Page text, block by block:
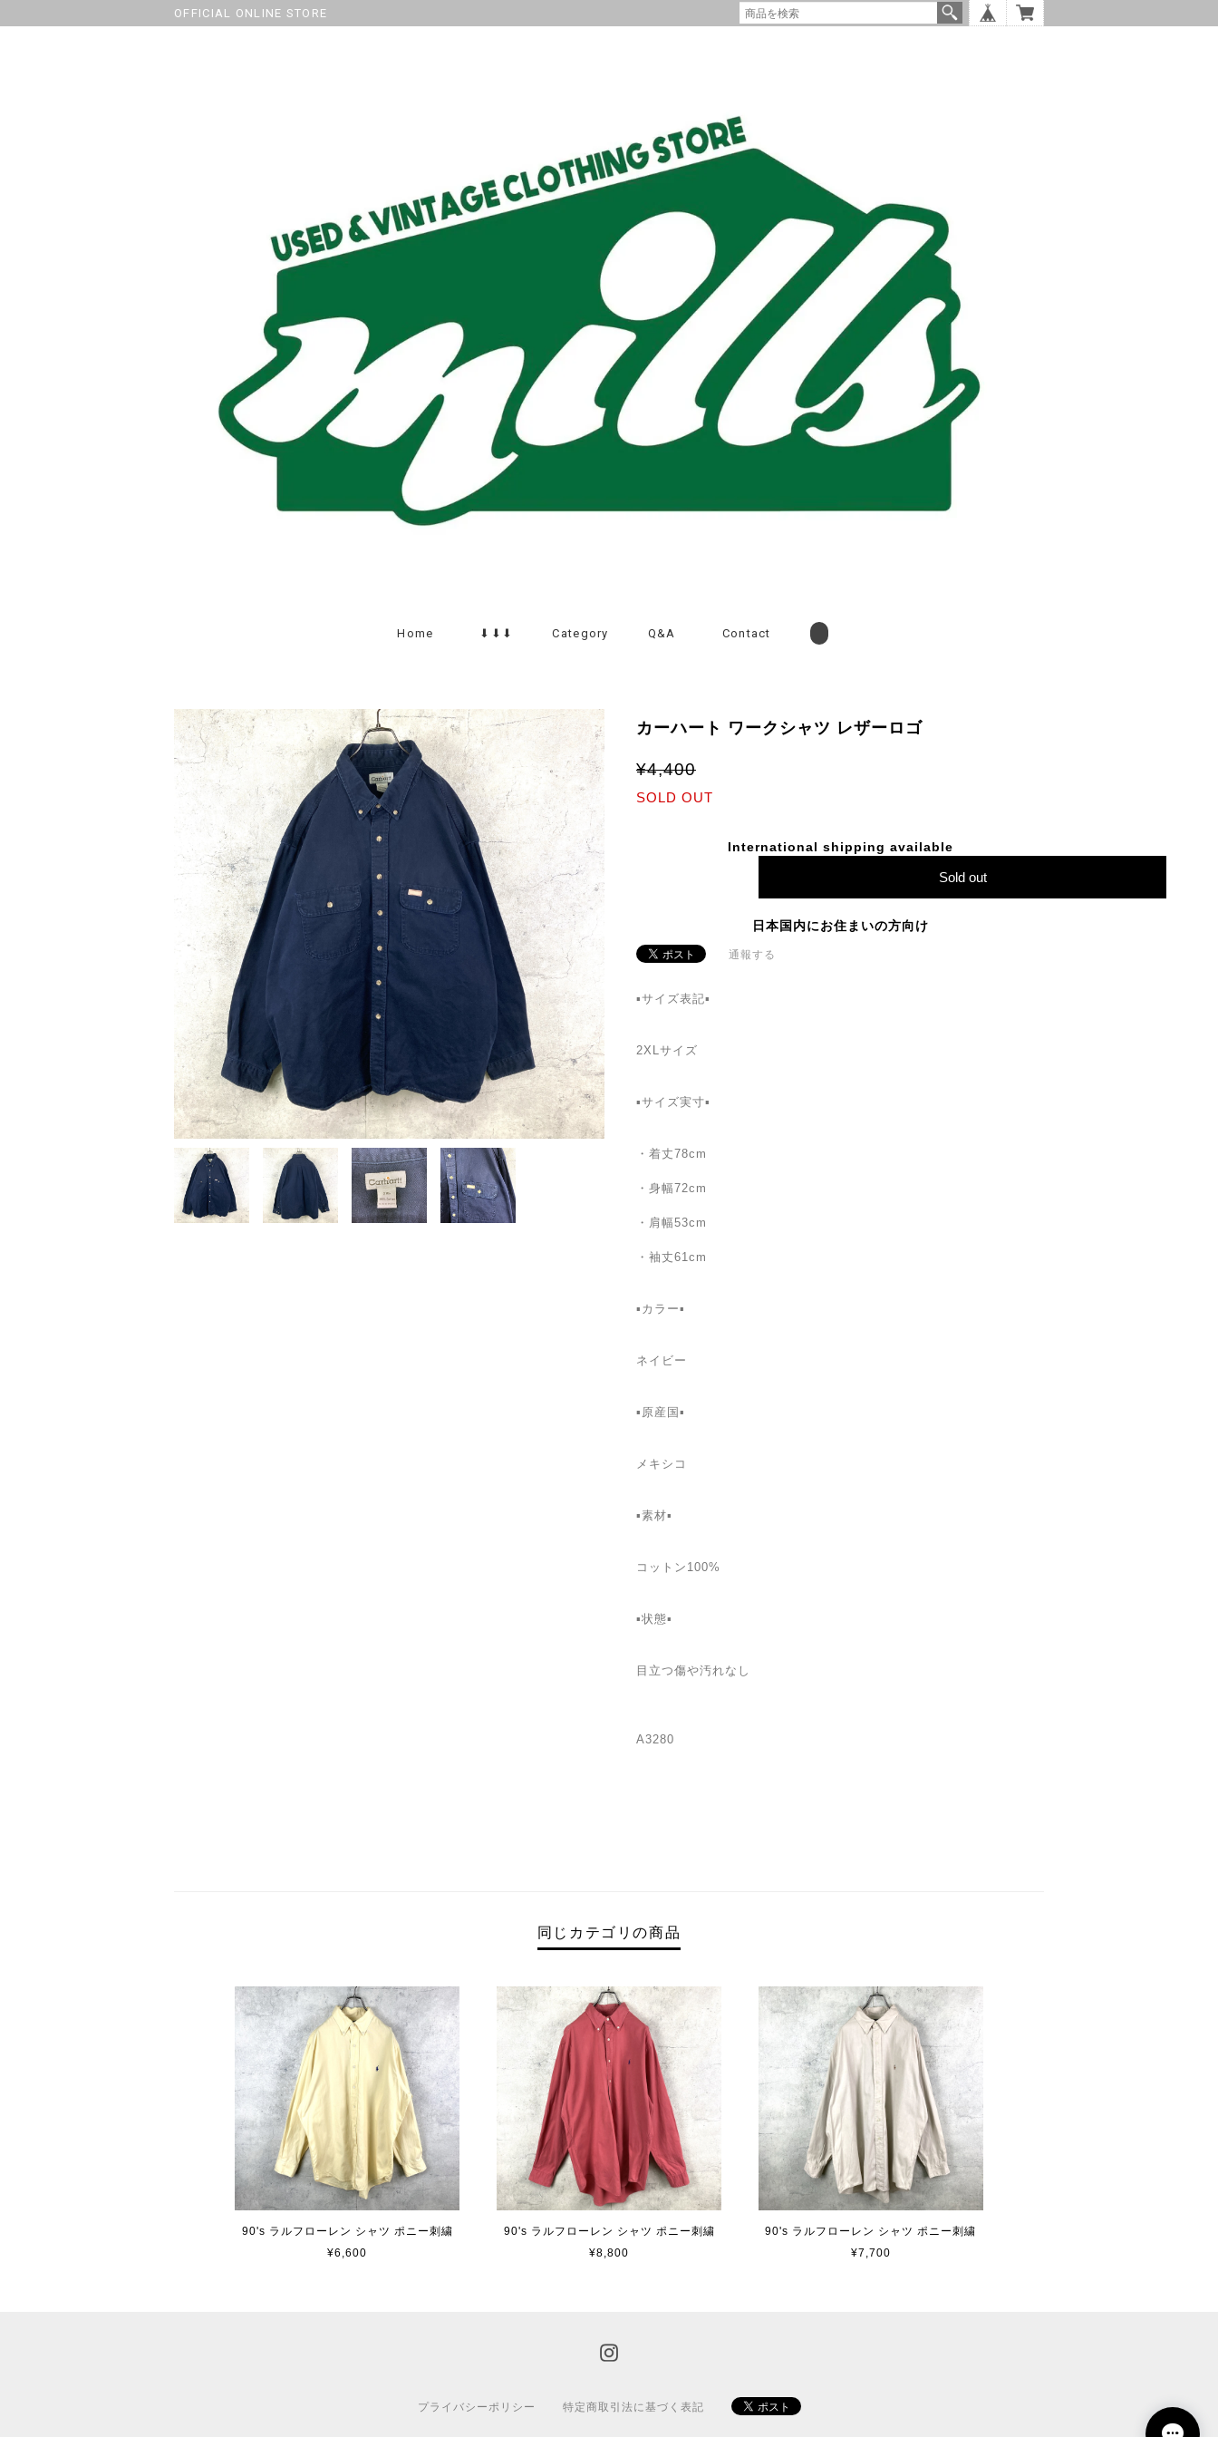
OFFICIAL ONLINE STORE
Home ⬇︎⬇︎⬇︎ Category Q&A Contact
カーハート ワークシャツ レザーロゴ
¥4,400
SOLD OUT
International shipping available
Sold out
日本国内にお住まいの方向け
通報する
▪️サイズ表記▪
2XLサイズ
▪️サイズ実寸▪️
・着丈78cm
・身幅72cm
・肩幅53cm
・袖丈61cm
▪カラー▪
ネイビー
▪️原産国▪
メキシコ
▪️素材▪
コットン100%
▪️状態▪️
目立つ傷や汚れなし
A3280
同じカテゴリの商品
90's ラルフローレン シャツ ポニー刺繍
¥6,600
90's ラルフローレン シャツ ポニー刺繍
¥8,800
90's ラルフローレン シャツ ポニー刺繍
¥7,700
プライバシーポリシー 特定商取引法に基づく表記